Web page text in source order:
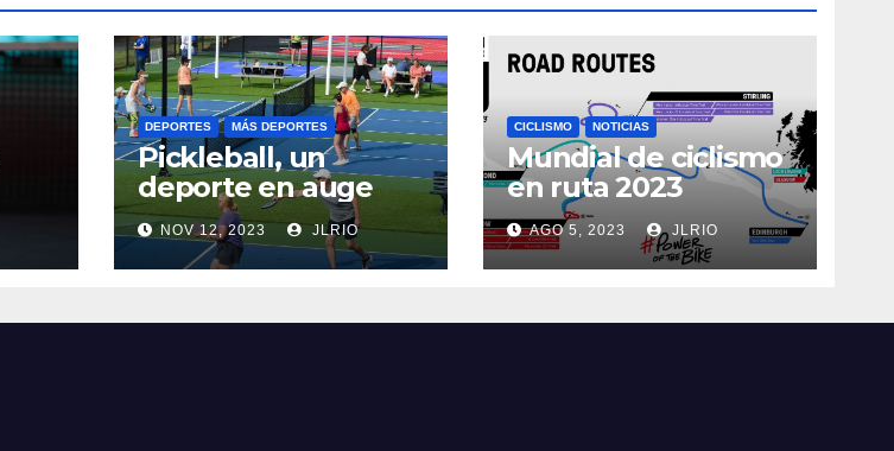
DEPORTES MÁS DEPORTES
Pickleball, un
deporte en auge
NOV 12, 2023 JLRIO
CICLISMO NOTICIAS
Mundial de ciclismo
en ruta 2023
AGO 5, 2023 JLRIO